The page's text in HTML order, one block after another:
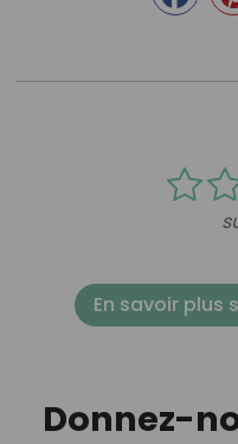
En savoir plus
Donnez-